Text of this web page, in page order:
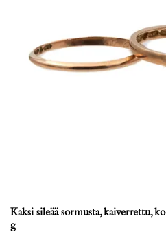
Kaksi sileää sormusta, kaiverrettu,
g